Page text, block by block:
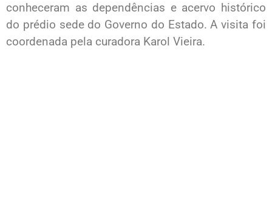
conheceram as dependências e acervo histórico
do prédio sede do Governo do Estado. A visita foi
coordenada pela curadora Karol Vieira.